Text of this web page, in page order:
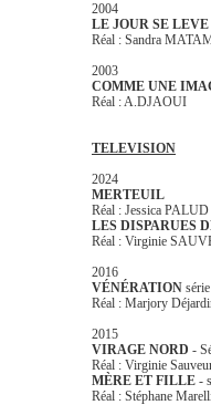
2004
LE JOUR SE LEVE
Réal : Sandra
2003
COMME UNE
Réal : A.DJAOUI
TELEVISION
2024
MERTEUIL
Réal : Jessica PALUD
LES DISPARUES
Réal : Virginie
2016
VÉNÉRATION
Réal : Marjory
2015
VIRAGE NORD -
Réal : Virginie
MÈRE ET FILLE -
Réal : Stéphane